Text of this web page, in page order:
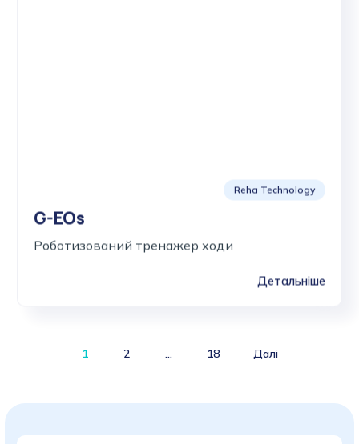
Reha Technology
G-EOs
Роботизований тренажер ходи
Детальніше
Products
1 2 … 18 Далі